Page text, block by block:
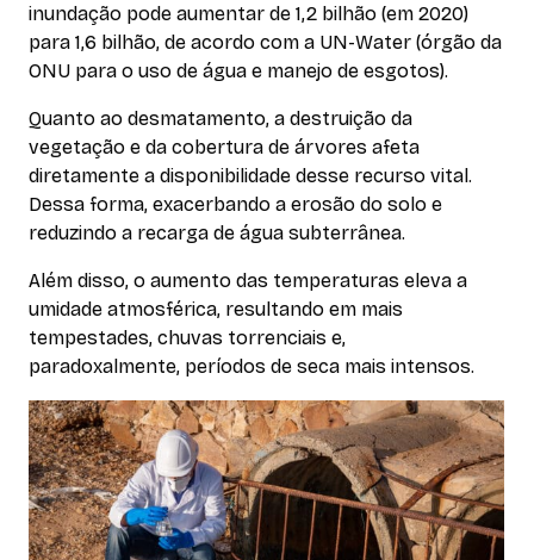
inundação pode aumentar de 1,2 bilhão (em 2020)
para 1,6 bilhão, de acordo com a UN-Water (órgão da
ONU para o uso de água e manejo de esgotos).
Quanto ao desmatamento, a destruição da
vegetação e da cobertura de árvores afeta
diretamente a disponibilidade desse recurso vital.
Dessa forma, exacerbando a erosão do solo e
reduzindo a recarga de água subterrânea.
Além disso, o aumento das temperaturas eleva a
umidade atmosférica, resultando em mais
tempestades, chuvas torrenciais e,
paradoxalmente, períodos de seca mais intensos.